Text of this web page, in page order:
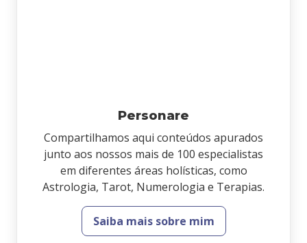
Personare
Compartilhamos aqui conteúdos apurados
junto aos nossos mais de 100 especialistas
em diferentes áreas holísticas, como
Astrologia, Tarot, Numerologia e Terapias.
Saiba mais sobre mim